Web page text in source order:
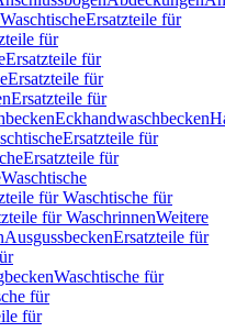
WaschtischeErsatzteile für
für
Ersatzteile für
Ersatzteile für
Ersatzteile für
Eckhandwaschbecken
Ersatzteile für
Ersatzteile für
Waschtische
für Waschtische für
für WaschrinnenWeitere
AusgussbeckenErsatzteile für
Waschtische für
für
für